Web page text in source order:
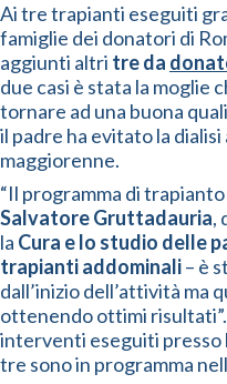
Ai tre trapianti eseguiti
famiglie dei donatori di
aggiunti altri tre da
due casi è stata la moglie
tornare ad una buona
il padre ha evitato la
maggiorenne.
“Il programma di
Salvatore Gruttadauria,
la Cura e lo studio delle
trapianti addominali– è
dall’inizio dell’attività ma
ottenendo ottimi
interventi eseguiti
tre sono in programma